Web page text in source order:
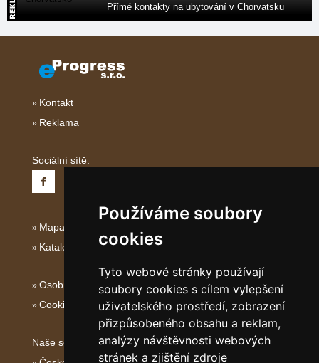
Používáme soubory
cookies
Tyto webové stránky používají
soubory cookies s cílem vylepšení
uživatelského prostředí, zobrazení
přizpůsobeného obsahu a reklam,
analýzy návštěvnosti webových
stránek a zjištění zdroje
Přímé kontakty na ubytování v Chorvatsku
Kontakt
Reklama
Sociální sítě:
Mapa serveru Italské Ostrovy
Katalog ubytování
Osobní údaje
Cookies
Naše servery: